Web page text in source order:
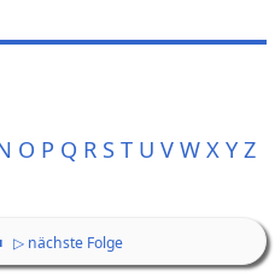
O P Q R S T U V W X Y Z
▷ nächste Folge